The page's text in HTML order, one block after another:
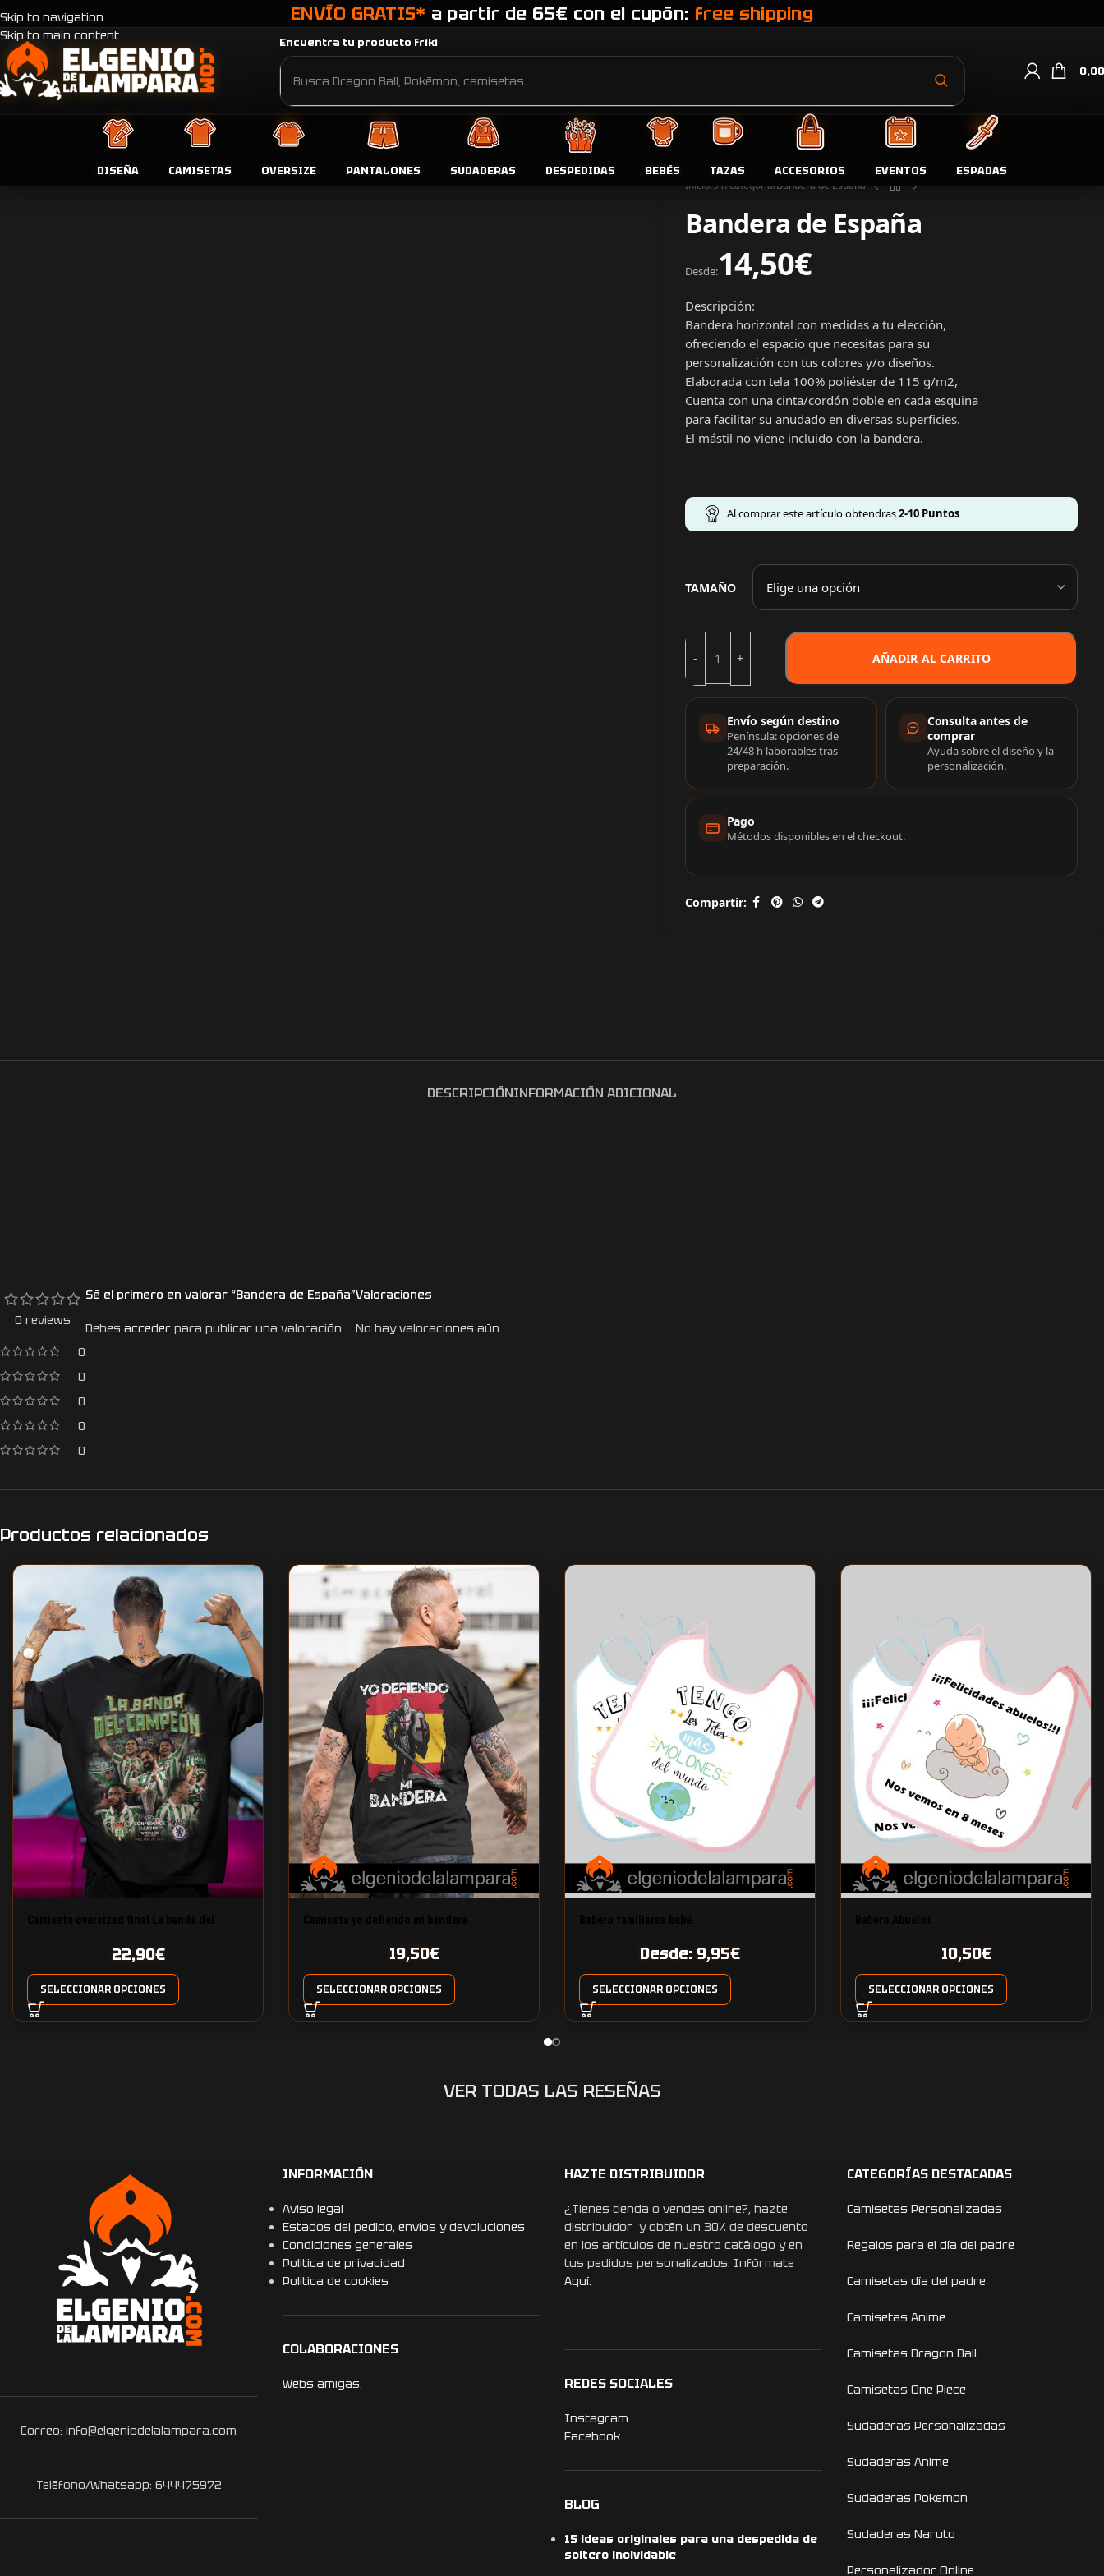
Skip to navigation
Skip to main content
ENVÍO GRATIS* a partir de 65€ con el cupón: free shipping
Encuentra tu producto friki
0,00
DISEÑA CAMISETAS OVERSIZE PANTALONES SUDADERAS DESPEDIDAS BEBÉS TAZAS ACCESORIOS EVENTOS
ESPADAS
Inicio Sin categoría Bandera de España
Bandera de España
Desde:14,50€
Descripción:
Bandera horizontal con medidas a tu elección,
ofreciendo el espacio que necesitas para su
personalización con tus colores y/o diseños.
Elaborada con tela 100% poliéster de 115 g/m2,
Cuenta con una cinta/cordón doble en cada esquina
para facilitar su anudado en diversas superficies.
El mástil no viene incluido con la bandera.
Al comprar este artículo obtendras2-10Puntos
TAMAÑO
AÑADIR AL CARRITO
Información de compra
Envío según destino
Península: opciones de
24/48 h laborables tras
preparación.
Consulta antes de
comprar
Ayuda sobre el diseño y la
personalización.
Pago
Métodos disponibles en el checkout.
Compartir:
DESCRIPCIÓNINFORMACIÓN ADICIONAL
0 reviews
0
0
0
0
0
Valoraciones
No hay valoraciones aún.
Sé el primero en valorar “Bandera de España”
Debes acceder para publicar una valoración.
Productos relacionados
22,90€
SELECCIONAR OPCIONES
19,50€
SELECCIONAR OPCIONES
Desde: 9,95€
SELECCIONAR OPCIONES
10,50€
SELECCIONAR OPCIONES
VER TODAS LAS RESEÑAS
Correo: info@elgeniodelalampara.com
Teléfono/Whatsapp: 644475972
INFORMACIÓN
Aviso legal
Estados del pedido, envíos y devoluciones
Condiciones generales
Politica de privacidad
Politica de cookies
COLABORACIONES
Webs amigas.
HAZTE DISTRIBUIDOR
¿Tienes tienda o vendes online?, hazte
distribuidor y obtén un 30% de descuento
en los artículos de nuestro catálogo y en
tus pedidos personalizados. Infórmate
Aquí.
REDES SOCIALES
Instagram
Facebook
BLOG
15 ideas originales para una despedida de
soltero inolvidable
CATEGORÍAS DESTACADAS
Camisetas Personalizadas
Regalos para el día del padre
Camisetas día del padre
Camisetas Anime
Camisetas Dragon Ball
Camisetas One Piece
Sudaderas Personalizadas
Sudaderas Anime
Sudaderas Pokemon
Sudaderas Naruto
Personalizador Online